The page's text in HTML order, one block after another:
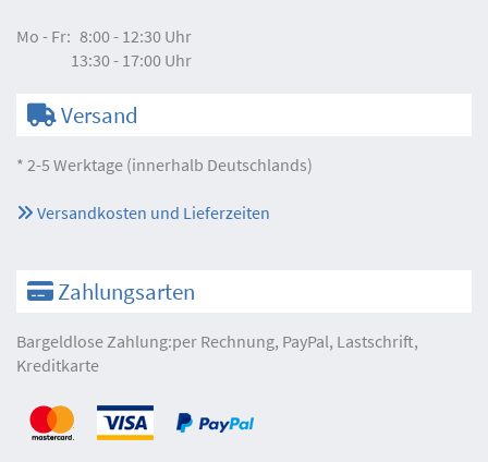
Mo - Fr: 8:00 - 12:30 Uhr
13:30 - 17:00 Uhr
Versand
* 2-5 Werktage (innerhalb Deutschlands)
Versandkosten und Lieferzeiten
Zahlungsarten
Bargeldlose Zahlung:per Rechnung, PayPal, Lastschrift,
Kreditkarte